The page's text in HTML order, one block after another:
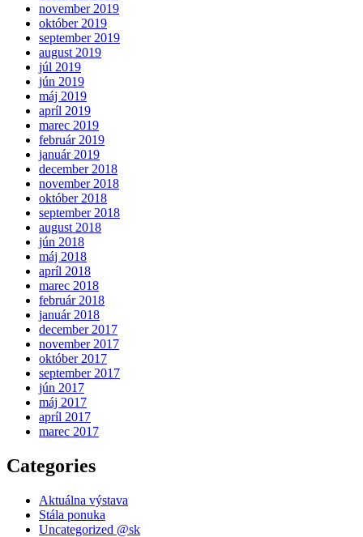
november 2019
október 2019
september 2019
august 2019
júl 2019
jún 2019
máj 2019
apríl 2019
marec 2019
február 2019
január 2019
december 2018
november 2018
október 2018
september 2018
august 2018
jún 2018
máj 2018
apríl 2018
marec 2018
február 2018
január 2018
december 2017
november 2017
október 2017
september 2017
jún 2017
máj 2017
apríl 2017
marec 2017
Categories
Aktuálna výstava
Stála ponuka
Uncategorized @sk